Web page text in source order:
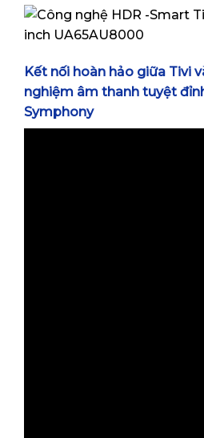
Kết nối hoàn hảo giữa Tivi
nghiệm âm thanh tuyệt
Symphony